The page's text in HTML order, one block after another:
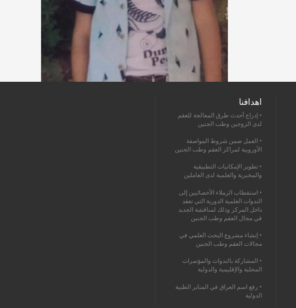
اهدافنا
• إدراج أحدث طرق المعالجة للعقم
لدى الزوجين وطب الجنين
• العمل ضمن شروط المواصفة
الأوروبية لمراكز العقم وطب الجنين
• تطوير الإمكانيات التطبيقية
والمخبرية والعلمية لدى العاملين
• استقطاب الزملاء الأخصائيين إلى
الندوات العلمية الدورية التي تعقد
داخل المركز وذلك لمناقشة الجديد
في مجال العقم وطب الجنين
• إنشاء مشروع البحث العلمي في
مجالات العقم وطب الجنين
• المشاركة بالندوات والمؤتمرات
المحلية والإقليمية والدولية
• رفع اسم العراق في المنابر الطبية
الدولية